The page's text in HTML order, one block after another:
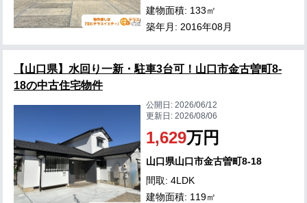
建物面積: 133㎡
築年月: 2016年08月
【山口県】水回り一新・駐車3台可！山口市金古曽町8-
18の中古住宅物件
公開日:2026/06/12
更新日:2026/08/06
1,629万円
山口県山口市金古曽町8-18
間取: 4LDK
建物面積: 119㎡